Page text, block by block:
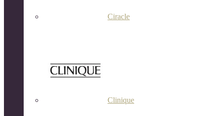
Ciracle
Clinique